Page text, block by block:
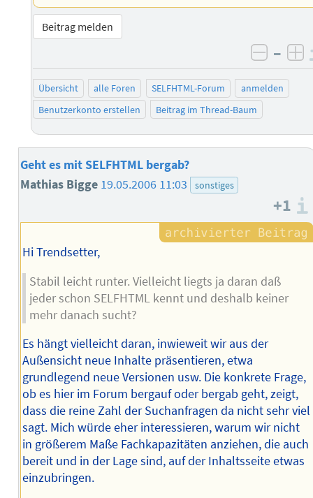
Beitrag melden
–
Übersicht alle Foren SELFHTML-Forum
anmelden
Benutzerkonto erstellen
Beitrag im Thread-Baum
Geht es mit SELFHTML bergab?
Mathias Bigge 19.05.2006 11:03 sonstiges
+1
Hi Trendsetter,
Stabil leicht runter. Vielleicht liegts ja daran daß
jeder schon SELFHTML kennt und deshalb keiner
mehr danach sucht?
Es hängt vielleicht daran, inwieweit wir aus der
Außensicht neue Inhalte präsentieren, etwa
grundlegend neue Versionen usw. Die konkrete Frage,
ob es hier im Forum bergauf oder bergab geht, zeigt,
dass die reine Zahl der Suchanfragen da nicht sehr viel
sagt. Mich würde eher interessieren, warum wir nicht
in größerem Maße Fachkapazitäten anziehen, die auch
bereit und in der Lage sind, auf der Inhaltsseite etwas
einzubringen.